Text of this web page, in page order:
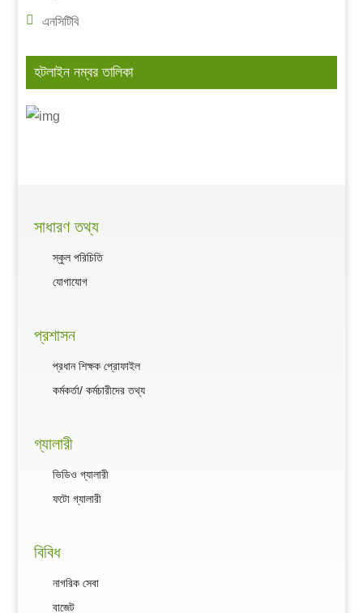
এনসিটিবি
হটলাইন নম্বর তালিকা
সাধারণ তথ্য
স্কুল পরিচিতি
যোগাযোগ
প্রশাসন
প্রধান শিক্ষক প্রোফাইল
কর্মকর্তা/ কর্মচারীদের তথ্য
গ্যালারী
ভিডিও গ্যালারী
ফটো গ্যালারী
বিবিধ
নাগরিক সেবা
বাজেট